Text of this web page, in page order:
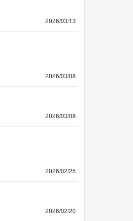
2026/03/13
2026/03/08
2026/03/08
2026/02/25
2026/02/20